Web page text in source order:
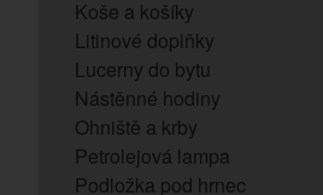
Koše a košíky
Litinové doplňky
Lucerny do bytu
Nástěnné hodiny
Ohniště a krby
Petrolejová lampa
Podložka pod hrnec